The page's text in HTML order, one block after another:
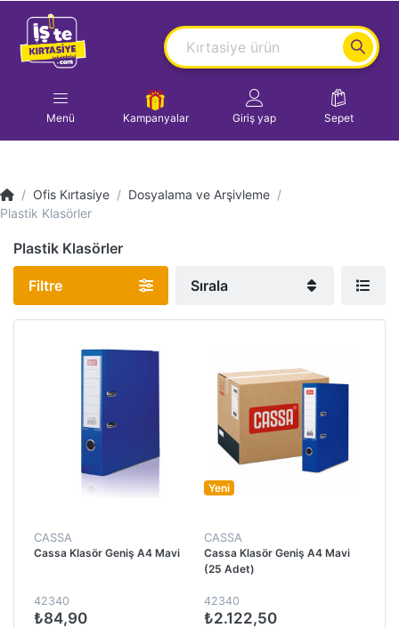
Menü Kampanyalar Giriş yap Sepet
Ofis Kırtasiye
Dosyalama ve Arşivleme
Plastik Klasörler
Plastik Klasörler
Filtre Sırala
CASSA
Cassa Klasör Geniş A4 Mavi
42340
₺84,90
Yeni
CASSA
Cassa Klasör Geniş A4 Mavi
(25 Adet)
42340
₺2.122,50